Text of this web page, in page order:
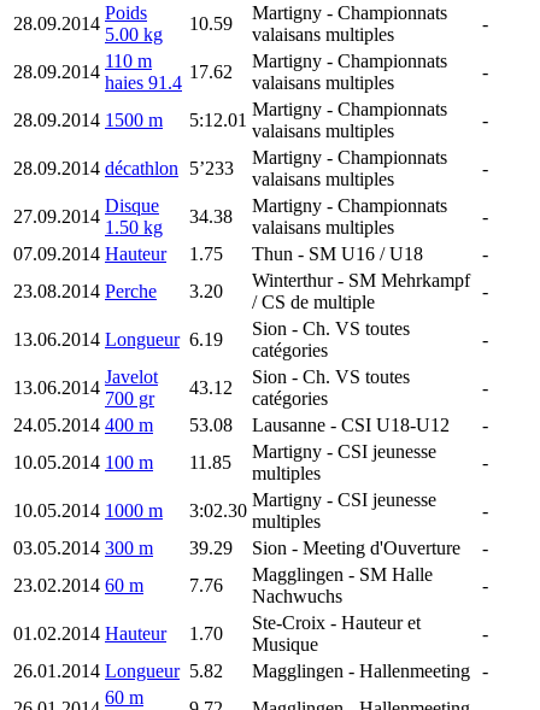
28.09.2014
Poids
5.00 kg
10.59
Martigny - Championnats
valaisans multiples
-
28.09.2014
110 m
haies 91.4
17.62
Martigny - Championnats
valaisans multiples
-
28.09.2014 1500 m 5:12.01
Martigny - Championnats
valaisans multiples
-
28.09.2014 décathlon 5’233
Martigny - Championnats
valaisans multiples
-
27.09.2014
Disque
1.50 kg
34.38
Martigny - Championnats
valaisans multiples
-
07.09.2014 Hauteur 1.75 Thun - SM U16 / U18
-
23.08.2014 Perche 3.20
Winterthur- SM Mehrkampf
/ CS de multiple
-
13.06.2014 Longueur 6.19
Sion - Ch. VS toutes
catégories
-
13.06.2014
Javelot
700 gr
43.12
Sion - Ch. VS toutes
catégories
-
24.05.2014 400 m 53.08 Lausanne - CSI U18-U12
-
10.05.2014 100 m 11.85
Martigny - CSI jeunesse
multiples
-
10.05.2014 1000 m 3:02.30
Martigny - CSI jeunesse
multiples
-
03.05.2014 300 m 39.29 Sion - Meeting d'Ouverture
-
23.02.2014 60 m 7.76
Magglingen - SM Halle
Nachwuchs
-
01.02.2014 Hauteur 1.70
Ste-Croix - Hauteur et
Musique
-
26.01.2014 Longueur 5.82 Magglingen - Hallenmeeting -
60 m